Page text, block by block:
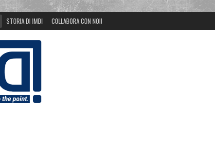
STORIA DI IMDI COLLABORA CON NOI!